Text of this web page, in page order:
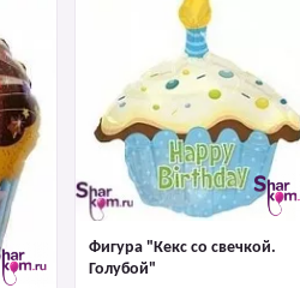
Фигура "Кекс со свечкой.
Голубой"